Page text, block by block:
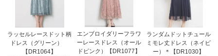
ラッセルレースドット柄
ドレス（グリーン）
【DR1064】
エンブロイダリーフラワ
ーレースドレス（オール
ドピンク）【DR1077】
ランダムドットチュール
ミモレ丈ドレス（ネイビ
ー）＊【DR1030】